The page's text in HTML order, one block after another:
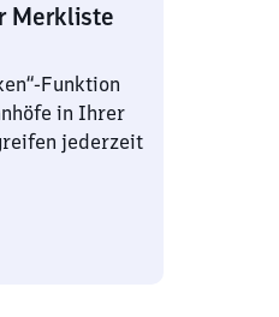
Merkliste
Funktion
in Ihrer
jederzeit